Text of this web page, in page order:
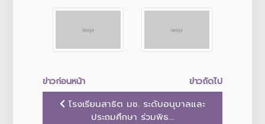
ข่าวก่อนหน้า
ข่าวถัดไป
โรงเรียนสาธิต มช. ระดับอนุบาลและ
ประถมศึกษา ร่วมพิธ...